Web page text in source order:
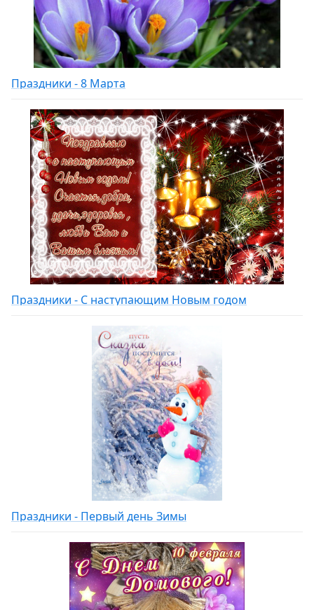
Праздники - 8 Марта
Праздники - С наступающим Новым годом
Праздники - Первый день Зимы